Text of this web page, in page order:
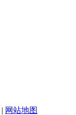
| 网站地图